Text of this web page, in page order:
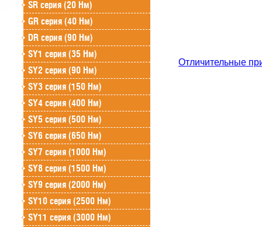
SR cерия (20 Нм)
GR cерия (40 Нм)
DR серия (90 Нм)
SY1 серия (35 Нм)
SY2 серия (90 Нм)
SY3 серия (150 Нм)
SY4 серия (400 Нм)
SY5 серия (500 Нм)
SY6 серия (650 Нм)
SY7 серия (1000 Нм)
SY8 серия (1500 Нм)
SY9 серия (2000 Нм)
SY10 серия (2500 Нм)
SY11 серия (3000 Нм)
Отличительные